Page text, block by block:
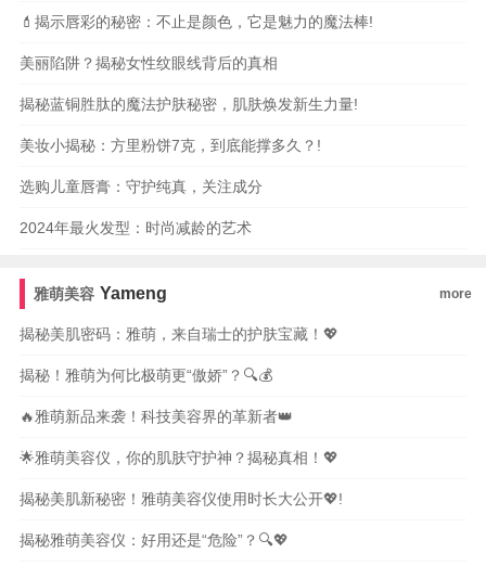
💄揭示唇彩的秘密：不止是颜色，它是魅力的魔法棒!
美丽陷阱？揭秘女性纹眼线背后的真相
揭秘蓝铜胜肽的魔法护肤秘密，肌肤焕发新生力量!
美妆小揭秘：方里粉饼7克，到底能撑多久？!
选购儿童唇膏：守护纯真，关注成分
2024年最火发型：时尚减龄的艺术
雅萌美容 Yameng more
揭秘美肌密码：雅萌，来自瑞士的护肤宝藏！💖
揭秘！雅萌为何比极萌更“傲娇”？🔍💰
🔥雅萌新品来袭！科技美容界的革新者👑
🌟雅萌美容仪，你的肌肤守护神？揭秘真相！💖
揭秘美肌新秘密！雅萌美容仪使用时长大公开💖!
揭秘雅萌美容仪：好用还是“危险”？🔍💖